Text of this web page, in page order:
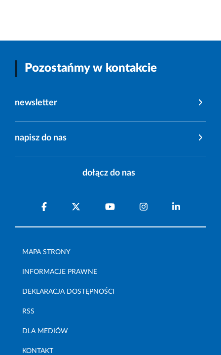
Pozostańmy w kontakcie
newsletter
napisz do nas
dołącz do nas
MAPA STRONY
INFORMACJE PRAWNE
DEKLARACJA DOSTĘPNOŚCI
RSS
DLA MEDIÓW
KONTAKT